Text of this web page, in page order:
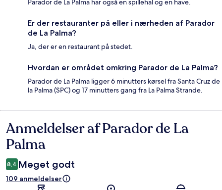
Parador de La Palma har også en spillehal og en have.
Er der restauranter på eller i nærheden af Parador
de La Palma?
Ja, der er en restaurant på stedet.
Hvordan er området omkring Parador de La Palma?
Parador de La Palma ligger 6 minutters kørsel fra Santa Cruz de
la Palma (SPC) og 17 minutters gang fra La Palma Strande.
Anmeldelser
Anmeldelser af Parador de La
Palma
8,4 Meget godt
109 anmeldelser